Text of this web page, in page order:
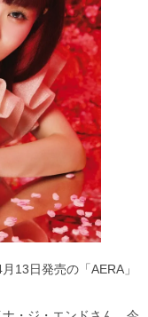
13日発売の「AERA」